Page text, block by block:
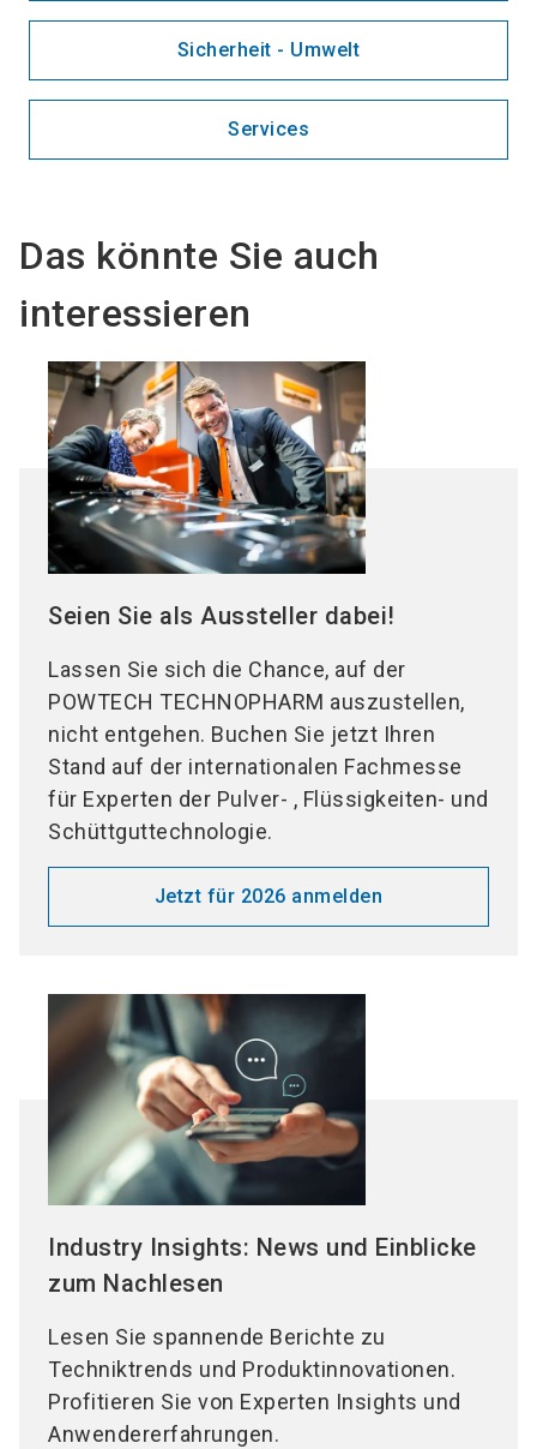
Sicherheit - Umwelt
Services
Das könnte Sie auch
interessieren
Seien Sie als Aussteller dabei!
Lassen Sie sich die Chance, auf der
POWTECH TECHNOPHARM auszustellen,
nicht entgehen. Buchen Sie jetzt Ihren
Stand auf der internationalen Fachmesse
für Experten der Pulver- , Flüssigkeiten- und
Schüttguttechnologie.
Jetzt für 2026 anmelden
Industry Insights: News und Einblicke
zum Nachlesen
Lesen Sie spannende Berichte zu
Techniktrends und Produktinnovationen.
Profitieren Sie von Experten Insights und
Anwendererfahrungen.